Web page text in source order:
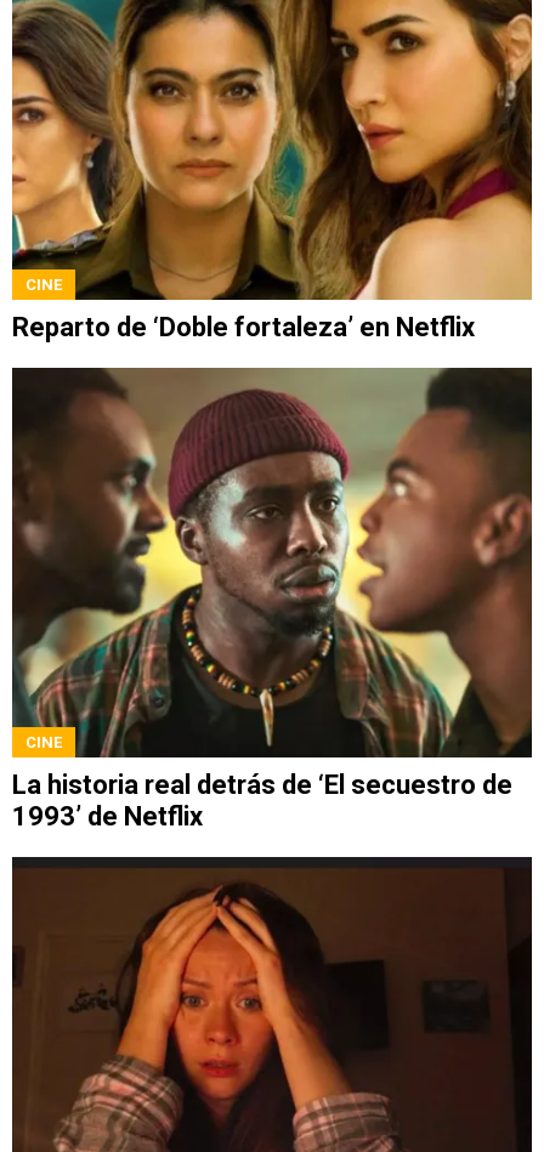
CINE
Reparto de ‘Doble fortaleza’ en Netflix
CINE
La historia real detrás de ‘El secuestro de
1993’ de Netflix